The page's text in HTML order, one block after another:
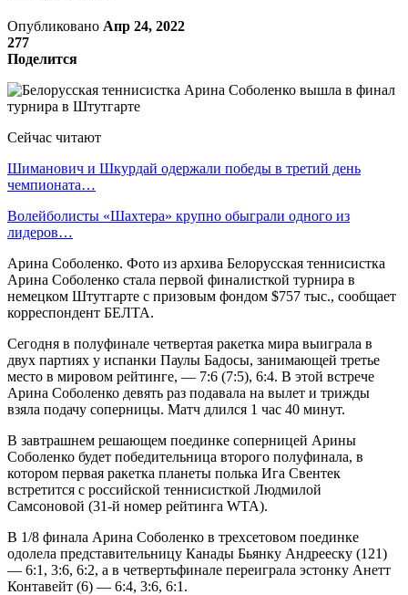
Опубликовано Апр 24, 2022
277
Поделится
Сейчас читают
Шиманович и Шкурдай одержали победы в третий день
чемпионата…
Волейболисты «Шахтера» крупно обыграли одного из
лидеров…
Арина Соболенко. Фото из архива Белорусская теннисистка
Арина Соболенко стала первой финалисткой турнира в
немецком Штутгарте с призовым фондом $757 тыс., сообщает
корреспондент БЕЛТА.
Сегодня в полуфинале четвертая ракетка мира выиграла в
двух партиях у испанки Паулы Бадосы, занимающей третье
место в мировом рейтинге, — 7:6 (7:5), 6:4. В этой встрече
Арина Соболенко девять раз подавала на вылет и трижды
взяла подачу соперницы. Матч длился 1 час 40 минут.
В завтрашнем решающем поединке соперницей Арины
Соболенко будет победительница второго полуфинала, в
котором первая ракетка планеты полька Ига Свентек
встретится с российской теннисисткой Людмилой
Самсоновой (31-й номер рейтинга WTA).
В 1/8 финала Арина Соболенко в трехсетовом поединке
одолела представительницу Канады Бьянку Андрееску (121)
— 6:1, 3:6, 6:2, а в четвертьфинале переиграла эстонку Анетт
Контавейт (6) — 6:4, 3:6, 6:1.